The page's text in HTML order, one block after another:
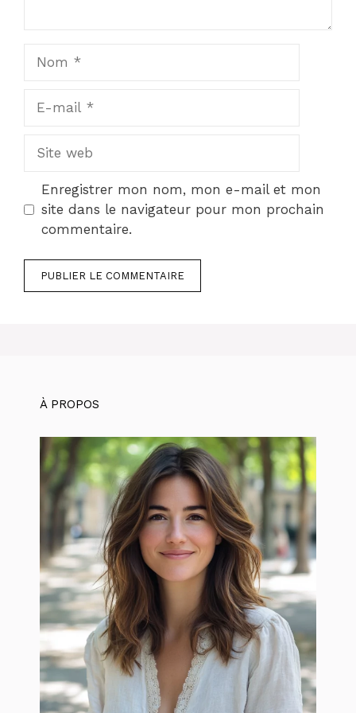
mail
web
Enregistrer mon nom, mon e-mail et mon
site dans le navigateur pour mon prochain
commentaire.
À PROPOS